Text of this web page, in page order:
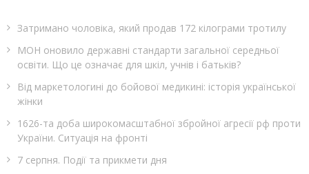
Затримано чоловіка, який продав 172 кілограми тротилу
МОН оновило державні стандарти загальної середньої
освіти. Що це означає для шкіл, учнів і батьків?
Від маркетологині до бойової медикині: історія української
жінки
1626-та доба широкомасштабної збройної агресії рф проти
України. Ситуація на фронті
7 серпня. Події та прикмети дня